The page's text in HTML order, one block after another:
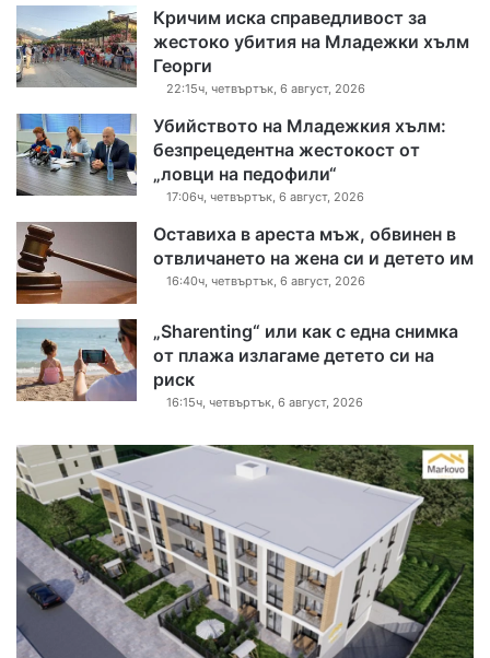
Кричим иска справедливост за
жестоко убития на Младежки хълм
Георги
22:15ч, четвъртък, 6 август, 2026
Убийството на Младежкия хълм:
безпрецедентна жестокост от
„ловци на педофили“
17:06ч, четвъртък, 6 август, 2026
Оставиха в ареста мъж, обвинен в
отвличането на жена си и детето им
16:40ч, четвъртък, 6 август, 2026
„Sharenting“ или как с една снимка
от плажа излагаме детето си на
риск
16:15ч, четвъртък, 6 август, 2026